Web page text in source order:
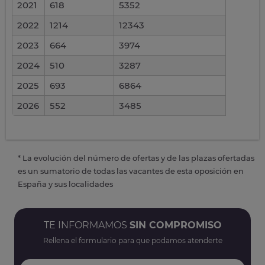
2021 618
5352
2022
1214
12343
2023
664
3974
2024
510
3287
2025
693
6864
2026
552 3485
* La evolución del número de ofertas y de las plazas ofertadas
es un sumatorio de todas las vacantes de esta oposición en
España y sus localidades
TE INFORMAMOS SIN COMPROMISO
Rellena el formulario para que podamos atenderte